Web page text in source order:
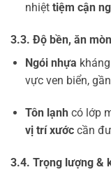
nhiệt tiệm cận
3.3. Độ bền, ăn
Ngói nhựa
vực ven biển,
Tôn lạnhcó lớp
vị trí xướccần
3.4. Trọng lượng &